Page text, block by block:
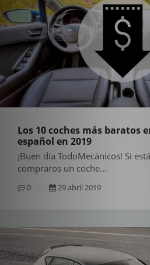
Los 10 coches más baratos
español en 2019
¡Buen día TodoMecánicos! Si
compraros un coche...
0 29 abril 2019